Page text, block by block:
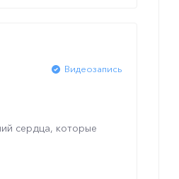
Видеозапись
сердца, которые